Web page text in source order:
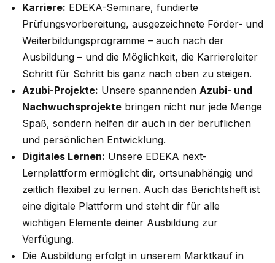
Karriere: EDEKA-Seminare, fundierte
Prüfungsvorbereitung, ausgezeichnete Förder- und
Weiterbildungsprogramme – auch nach der
Ausbildung – und die Möglichkeit, die Karriereleiter
Schritt für Schritt bis ganz nach oben zu steigen.
Azubi-Projekte: Unsere spannenden Azubi- und
Nachwuchsprojekte bringen nicht nur jede Menge
Spaß, sondern helfen dir auch in der beruflichen
und persönlichen Entwicklung.
Digitales Lernen: Unsere EDEKA next-
Lernplattform ermöglicht dir, ortsunabhängig und
zeitlich flexibel zu lernen. Auch das Berichtsheft ist
eine digitale Plattform und steht dir für alle
wichtigen Elemente deiner Ausbildung zur
Verfügung.
Die Ausbildung erfolgt in unserem Marktkauf in